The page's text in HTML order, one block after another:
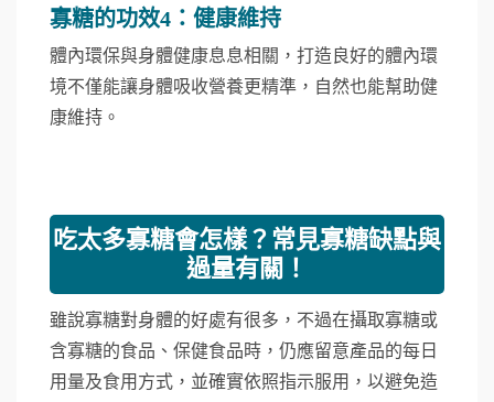
寡糖的功效4：健康維持
體內環保與身體健康息息相關，打造良好的體內環
境不僅能讓身體吸收營養更精準，自然也能幫助健
康維持。
吃太多寡糖會怎樣？常見寡糖缺點與
過量有關！
雖說寡糖對身體的好處有很多，不過在攝取寡糖或
含寡糖的食品、保健食品時，仍應留意產品的每日
用量及食用方式，並確實依照指示服用，以避免造